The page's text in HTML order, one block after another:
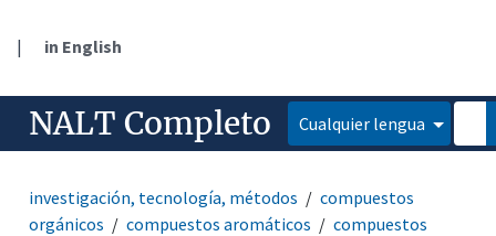
| in English
NALT Completo Cualquier lengua
investigación, tecnología, métodos
compuestos
orgánicos
compuestos aromáticos
compuestos